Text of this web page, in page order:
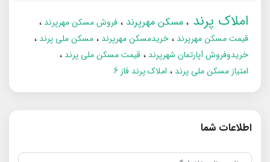
املاک پرند مسکن مهرپرند
فروش مسکن مهرپرند
قیمت مسکن مهرپرند
خریدمسکن مهرپرند
مسکن ملی پرند
خریدوفروش آپارتمان شهرپرند
قیمت مسکن ملی پرند
امتیاز مسکن ملی پرند
املاک پرند فاز 6
اطلاعات شما